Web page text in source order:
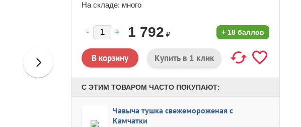
На складе: много
1 792 ₽ + 18 баллов
Купить в 1 клик
С ЭТИМ ТОВАРОМ ЧАСТО ПОКУПАЮТ:
Чавыча тушка свежемороженая с
Камчатки